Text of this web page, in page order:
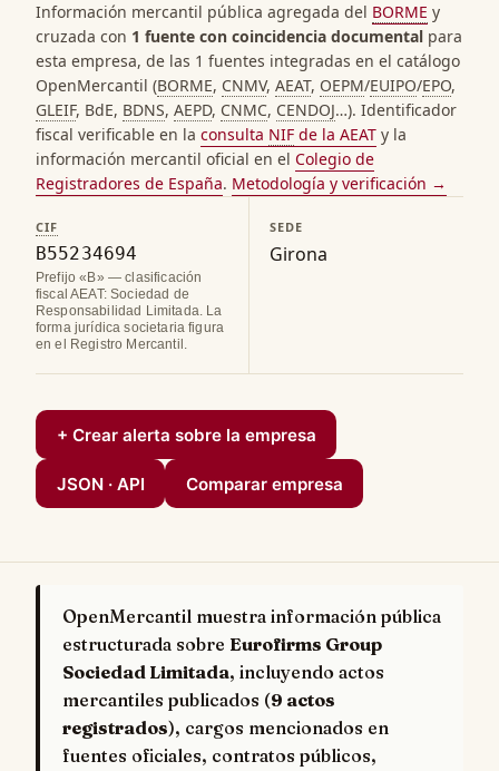
Información mercantil pública agregada del BORME y
cruzada con 1 fuente con coincidencia documental para
esta empresa, de las 1 fuentes integradas en el catálogo
OpenMercantil (BORME, CNMV, AEAT, OEPM/EUIPO/EPO,
GLEIF, BdE, BDNS, AEPD, CNMC, CENDOJ…). Identificador
fiscal verificable en la consulta NIF de la AEAT y la
información mercantil oficial en el Colegio de
Registradores de España. Metodología y verificación →
CIF
B55234694
Prefijo «B» — clasificación
fiscal AEAT: Sociedad de
Responsabilidad Limitada. La
forma jurídica societaria figura
en el Registro Mercantil.
SEDE
Girona
+ Crear alerta sobre la empresa
JSON · API Comparar empresa
OpenMercantil muestra información pública
estructurada sobre Eurofirms Group
Sociedad Limitada, incluyendo actos
mercantiles publicados (9 actos
registrados), cargos mencionados en
fuentes oficiales, contratos públicos,